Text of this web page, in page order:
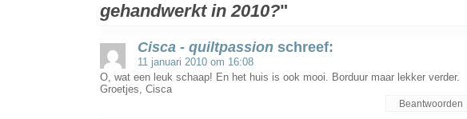
gehandwerkt in 2010?"
Cisca - quiltpassion schreef:
11 januari 2010 om 16:08
O, wat een leuk schaap! En het huis is ook mooi. Borduur maar lekker verder.
Groetjes, Cisca
Beantwoorden